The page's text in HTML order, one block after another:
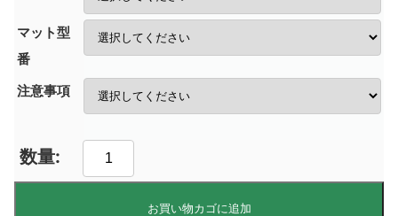
マット型
番
注意事項
お買い物カゴに追加